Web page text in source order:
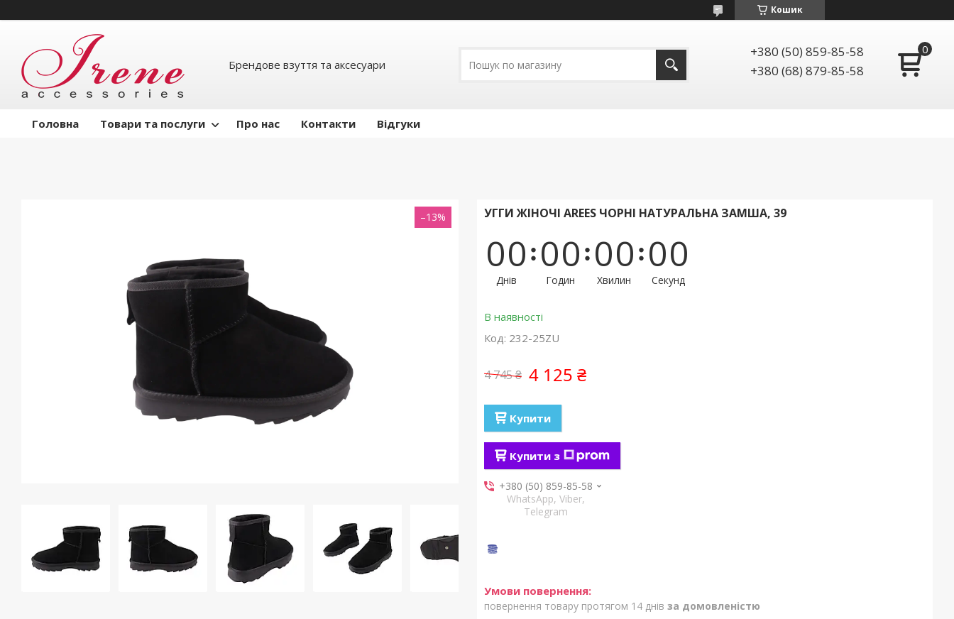
Кошик
Брендове взуття та аксесуари
+380 (50) 859-85-58
+380 (68) 879-85-58
Головна Товари та послуги Про нас Контакти Відгуки
–13% УГГИ ЖІНОЧІ AREES ЧОРНІ НАТУРАЛЬНА ЗАМША, 39
00
Днів
00
Годин
00
Хвилин
00
Секунд
В наявності
Код: 232-25ZU
4 745 ₴ 4 125 ₴
Купити
Купити з
+380 (50) 859-85-58
WhatsApp, Viber,
Telegram
повернення товару протягом 14 днів за домовленістю